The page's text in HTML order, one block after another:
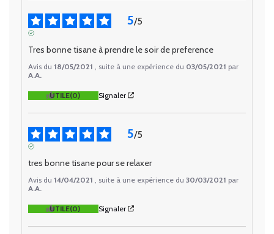
5/5
Tres bonne tisane à prendre le soir de preference
Avis du 18/05/2021 , suite à une expérience du 03/05/2021 par
A.A.
UTILE(0) Signaler
5/5
tres bonne tisane pour se relaxer
Avis du 14/04/2021 , suite à une expérience du 30/03/2021 par
A.A.
UTILE(0) Signaler